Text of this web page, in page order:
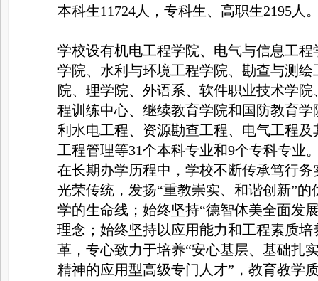
本科生11724人，专科生、高职生2195人
学校设有机电工程学院、电气与信息工
学院、水利与环境工程学院、勘查与测
院、理学院、外语系、软件职业技术学
程训练中心、继续教育学院和国防教育
利水电工程、资源勘查工程、电气工程
工程管理等31个本科专业和9个专科专业
在长期办学历程中，学校不断传承笃行
光荣传统，发扬“重教崇实、和谐创新”
学的生命线；始终坚持“德智体美全面发
理念；始终坚持以应用能力和工程素质
革，专心致力于培养“安心基层、基础扎
精神的应用型高级专门人才”，教育教学